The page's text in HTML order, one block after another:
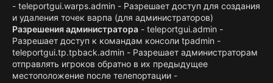
- teleportgui.warps.admin - Разрешает доступ для создания
и удаления точек варпа (для администраторов)
Разрешения администратора - teleportgui.admin -
Разрешает доступ к командам консоли tpadmin -
teleportgui.tp.tpback.admin - Разрешает администраторам
отправлять игроков обратно в их предыдущее
местоположение после телепортации -